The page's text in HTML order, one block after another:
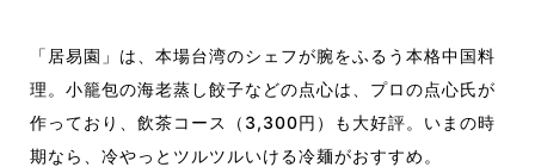
「居易園」は、本場台湾のシェフが腕をふるう本格中国料
理。小籠包の海老蒸し餃子などの点心は、プロの点心氏が
作っており、飲茶コース（3,300円）も大好評。いまの時
期なら、冷やっとツルツルいける冷麺がおすすめ。